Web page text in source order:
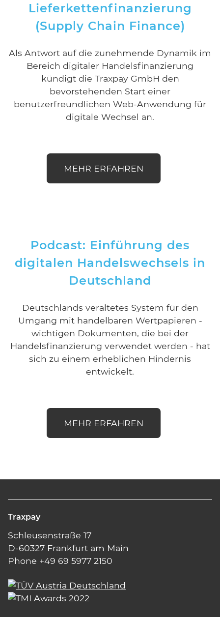
Lieferkettenfinanzierung
(Supply Chain Finance)
Als Antwort auf die zunehmende Dynamik im
Bereich digitaler Handelsfinanzierung
kündigt die Traxpay GmbH den
bevorstehenden Start einer
benutzerfreundlichen Web-Anwendung für
digitale Wechsel an.
MEHR ERFAHREN
Podcast: Einführung des
digitalen Handelswechsels in
Deutschland
Deutschlands veraltetes System für den
Umgang mit handelbaren Wertpapieren -
wichtigen Dokumenten, die bei der
Handelsfinanzierung verwendet werden - hat
sich zu einem erheblichen Hindernis
entwickelt.
MEHR ERFAHREN
Traxpay
Schleusenstraße 17
D-60327 Frankfurt am Main
Phone +49 69 5977 2150